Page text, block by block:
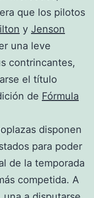
que los pilotos
y Jenson
una leve
contrincantes,
el título
de Fórmula
disponen
para poder
de la temporada
competida. A